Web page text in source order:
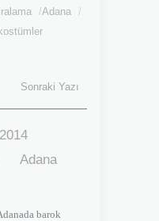
/Adana
/
Sonraki Yazı
Adana
barok